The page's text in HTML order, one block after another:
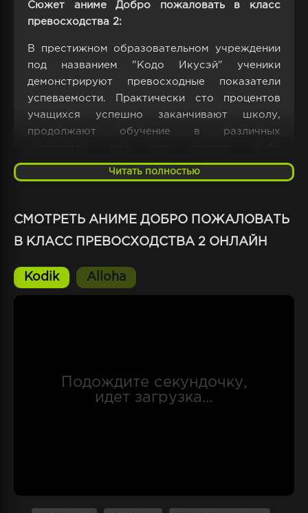
Сюжет аниме Добро пожаловать в класс
превосходства 2:
В престижном образовательном учреждении
под названием "Кодо Икусэй" ученики
демонстрируют превосходные показатели
успеваемости. Практически сто процентов
учащихся успешно заканчивают школу,
продолжают обучение в различных
высокооплачиваемую работу. Руководство
позволяет школьникам буквально всё, даже
приносить с собой любые любимые вещи из
такой вольный подход применяется
исключительно к талантливым подросткам.
"неудачников". Незавидное положение юноши
меняется, когда он знакомится с двумя
Читать полностью
СМОТРЕТЬ АНИМЕ ДОБРО ПОЖАЛОВАТЬ
В КЛАСС ПРЕВОСХОДСТВА 2 ОНЛАЙН
Kodik Alloha